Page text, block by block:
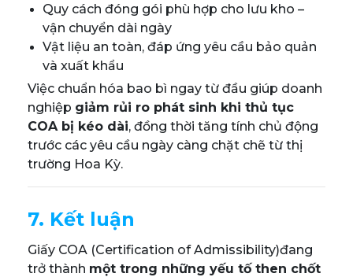
Quy cách đóng gói phù hợp cho lưu kho –
vận chuyển dài ngày
Vật liệu an toàn, đáp ứng yêu cầu bảo quản
và xuất khẩu
Việc chuẩn hóa bao bì ngay từ đầu giúp doanh
nghiệp giảm rủi ro phát sinh khi thủ tục
COA bị kéo dài, đồng thời tăng tính chủ động
trước các yêu cầu ngày càng chặt chẽ từ thị
trường Hoa Kỳ.
7. Kết luận
Giấy COA (Certification of Admissibility)đang
trở thành một trong những yếu tố then chốt